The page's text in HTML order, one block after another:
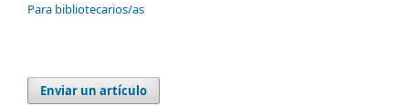
Para bibliotecarios/as
Enviar un artículo